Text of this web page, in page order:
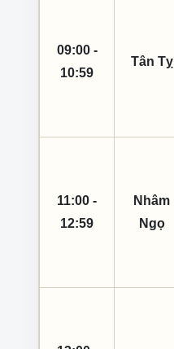
09:00 -
10:59
Tân Tỵ
11:00 -
12:59
Nhâm
Ngọ